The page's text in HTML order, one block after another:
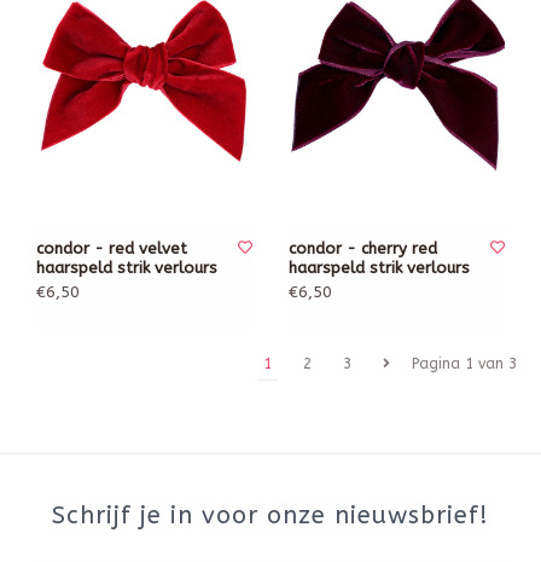
condor - red velvet
haarspeld strik verlours
€6,50
condor - cherry red
haarspeld strik verlours
€6,50
Pagina 1 van 3
1 2 3
Schrijf je in voor onze nieuwsbrief!